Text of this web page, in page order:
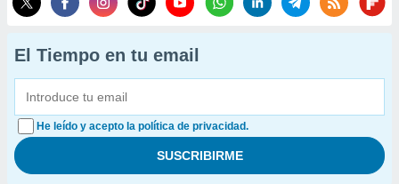
El Tiempo en tu email
He leído y acepto la política de privacidad.